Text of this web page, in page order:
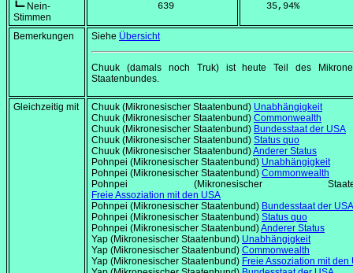
┗━ Nein-
Stimmen
            639
    35,94
%
Bemerkungen Siehe Übersicht
Chuuk (damals noch Truk) ist heute Teil des
Staatenbundes.
Gleichzeitig mit Chuuk (Mikronesischer Staatenbund) Unabhängigkeit
Chuuk (Mikronesischer Staatenbund) Commonwealth
Chuuk (Mikronesischer Staatenbund) Bundesstaat der USA
Chuuk (Mikronesischer Staatenbund) Status quo
Chuuk (Mikronesischer Staatenbund)Anderer Status
Pohnpei (Mikronesischer Staatenbund) Unabhängigkeit
Pohnpei (Mikronesischer Staatenbund) Commonwealth
Pohnpei (Mikronesischer
Freie Assoziation mit den USA
Pohnpei (Mikronesischer Staatenbund) Bundesstaat der USA
Pohnpei (Mikronesischer Staatenbund) Status quo
Pohnpei (Mikronesischer Staatenbund)Anderer Status
Yap (Mikronesischer Staatenbund) Unabhängigkeit
Yap (Mikronesischer Staatenbund) Commonwealth
Yap (Mikronesischer Staatenbund) Freie Assoziation mit den